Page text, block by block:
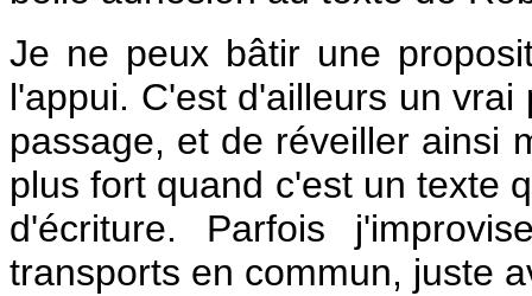
Je ne peux bâtir une
l'appui. C'est d'ailleurs un
passage, et de réveiller ainsi
plus fort quand c'est un texte
d'écriture. Parfois
transports en commun, juste